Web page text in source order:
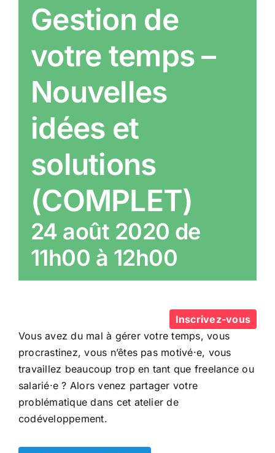
Gestion de
votre temps –
Nouvelles
idées et
solutions
(COMPLET)
24 août 2020 de
11h00 à 12h00
Inscrivez-vous
Vous avez du mal à gérer votre temps, vous
procrastinez, vous n’êtes pas motivé·e, vous
travaillez beaucoup trop en tant que freelance ou
salarié·e ? Alors venez partager votre
problématique dans cet atelier de
codéveloppement.